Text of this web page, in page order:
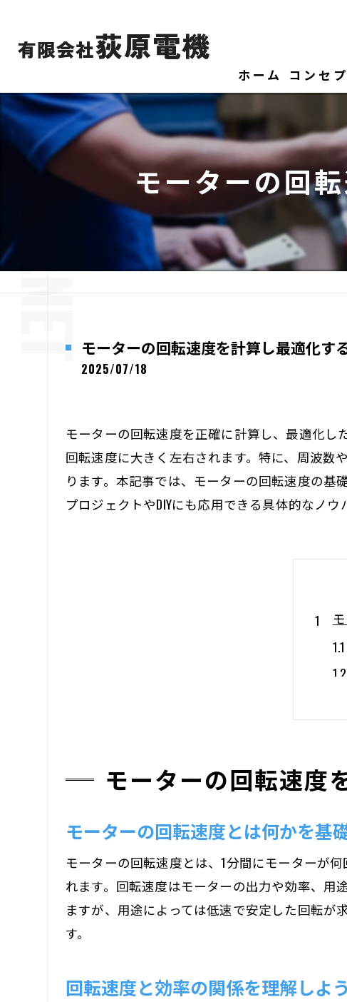
ホーム コンセ
モーターの回
モーターの回転速度を計算し最適化す
2025/07/18
モーターの回転速度を正確に計算し、最適化
回転速度に大きく左右されます。特に、周波数
ります。本記事では、モーターの回転速度の
プロジェクトやDIYにも応用できる具体的なノ
モーターの回転速度
モーターの回転速度とは何かを基
モーターの回転速度とは、1分間にモーターが
れます。回転速度はモーターの出力や効率、用
ますが、用途によっては低速で安定した回転が
す。
回転速度と効率の関係を理解しよう